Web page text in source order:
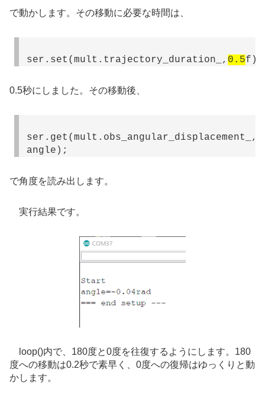
で動かします。その移動に必要な時間は、
ser.set(mult.trajectory_duration_, 0.5f);
0.5秒にしました。その移動後、
ser.get(mult.obs_angular_displacement_,
angle);
で角度を読み出します。
実行結果です。
loop()内で、180度と0度を往復するようにします。180
度への移動は0.2秒で素早く、0度への復帰はゆっくりと動
かします。